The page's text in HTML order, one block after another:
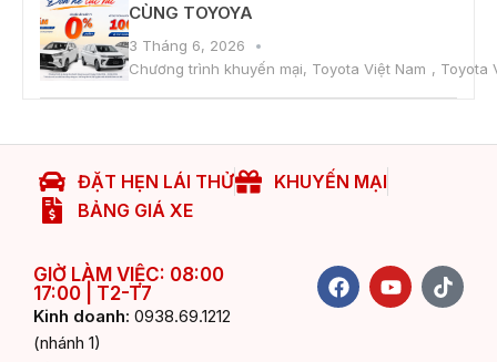
CÙNG TOYOYA
3 Tháng 6, 2026
Chương trình khuyến mại, Toyota Việt Nam , Toyota
ĐẶT HẸN LÁI THỬ
KHUYẾN MẠI
BẢNG GIÁ XE
GIỜ LÀM VIỆC: 08:00
17:00 | T2-T7
Kinh doanh: 0938.69.1212
(nhánh 1)
F
a
Y
o
T
i